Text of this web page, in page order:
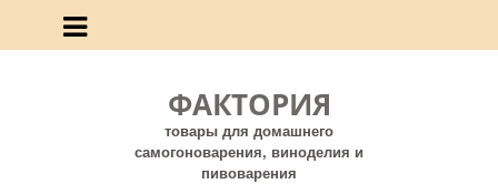
ФАКТОРИЯ
товары для домашнего
самогоноварения, виноделия и
пивоварения